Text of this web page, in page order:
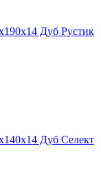
Дуб Рустик
Дуб Селект